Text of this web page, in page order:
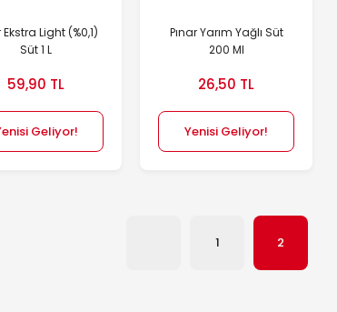
Ekstra Light (%0,1)
Süt 1 L
59,90 TL
Geliyor!
Pınar Yarım Yağlı Süt
200 Ml
26,50 TL
Yenisi Geliyor!
1 2